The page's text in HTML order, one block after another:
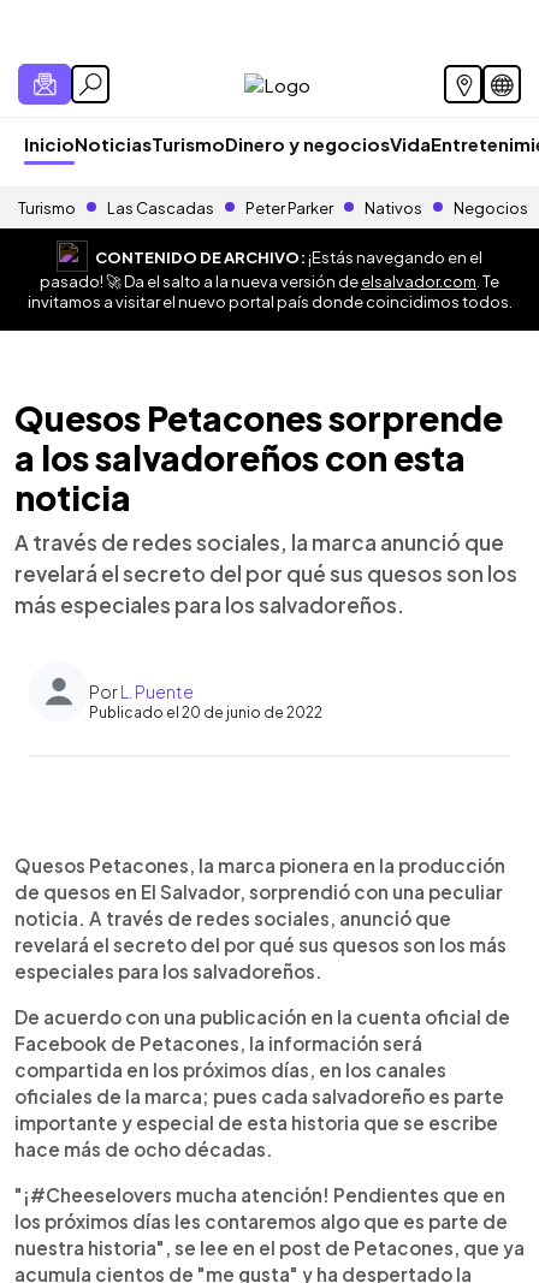
InicioNoticiasTurismoDinero y negociosVida
Turismo Las Cascadas Peter Parker Nativos Negocios
CONTENIDO DE ARCHIVO:¡Estás navegando en el
pasado! 🚀 Da el salto a la nueva versión deelsalvador.com . Te
invitamos a visitar el nuevo portal país donde coincidimos todos.
Quesos Petacones sorprende
a los salvadoreños con esta
noticia
A través de redes sociales, la marca anunció que
revelará el secreto del por qué sus quesos son los
más especiales para los salvadoreños.
PorL. Puente
Publicado el 20 de junio de 2022
► Escuchar artículo
Quesos Petacones, la marca pionera en la producción
de quesos en El Salvador, sorprendió con una peculiar
noticia. A través de redes sociales, anunció que
revelará el secreto del por qué sus quesos son los más
especiales para los salvadoreños.
De acuerdo con una publicación en la cuenta oficial de
Facebook de Petacones, la información será
compartida en los próximos días, en los canales
oficiales de la marca; pues cada salvadoreño es parte
importante y especial de esta historia que se escribe
hace más de ocho décadas.
"¡#Cheeselovers mucha atención! Pendientes que en
los próximos días les contaremos algo que es parte de
nuestra historia", se lee en el post de Petacones, que ya
acumula cientos de "me gusta" y ha despertado la